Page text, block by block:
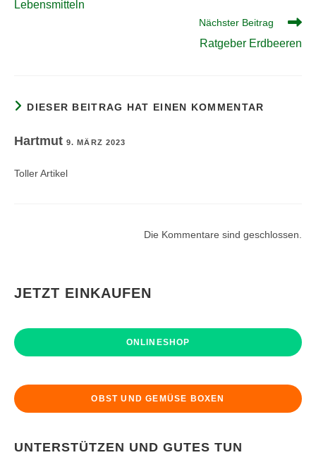
Lebensmitteln
Nächster Beitrag
Ratgeber Erdbeeren
DIESER BEITRAG HAT EINEN KOMMENTAR
Hartmut 9. MÄRZ 2023
Toller Artikel
Die Kommentare sind geschlossen.
JETZT EINKAUFEN
ONLINESHOP
OBST UND GEMÜSE BOXEN
UNTERSTÜTZEN UND GUTES TUN